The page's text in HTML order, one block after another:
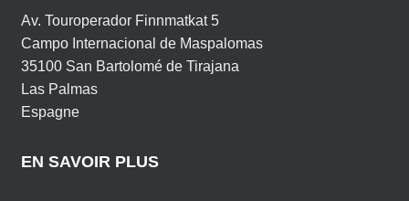
Av. Touroperador Finnmatkat 5
Campo Internacional de Maspalomas
35100 San Bartolomé de Tirajana
Las Palmas
Espagne
EN SAVOIR PLUS